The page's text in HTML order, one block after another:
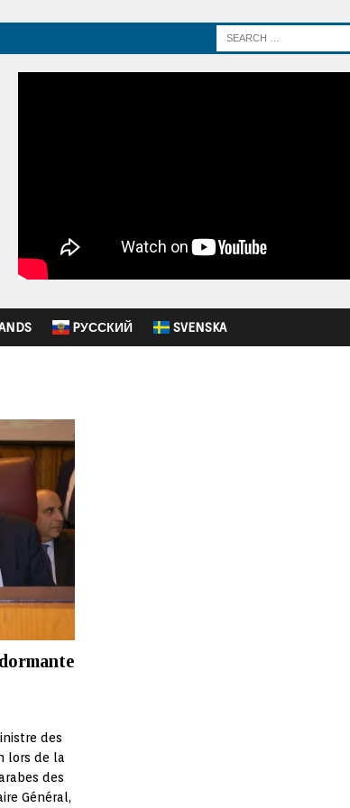
PУССКИЙ SVENSKA
des
lors de la
des
Général,